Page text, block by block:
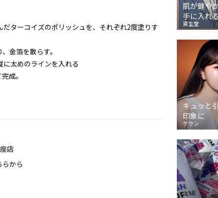
ターコイズのポリッシュを、それぞれ2度塗りす
金箔を散らす。
太めのラインを入れる
成。
店
から
肌が健や
手に入れ
資生堂
キュッと
印象に
ゲラン